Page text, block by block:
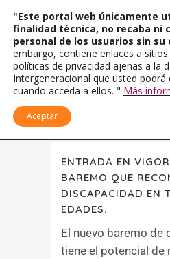
ENTRADA EN
BAREMO QUE
DISCAPACIDAD EN
EDADES.
El nuevo baremo de
tiene el potencial de
"Este portal web únicamente
finalidad técnica, no recaba ni
personal de los usuarios sin su
embargo, contiene enlaces a
políticas de privacidad ajenas a la
Intergeneracional que usted podrá
cuando acceda a ellos. " Más
Aceptar